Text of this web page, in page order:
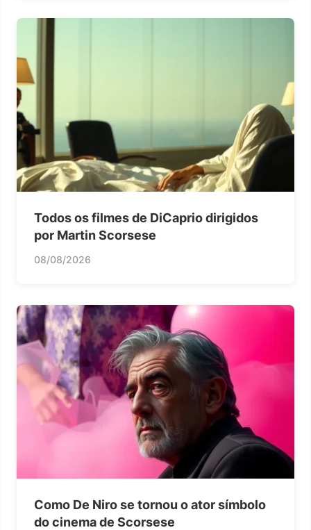
Todos os filmes de DiCaprio dirigidos
por Martin Scorsese
08/08/2026
Como De Niro se tornou o ator símbolo
do cinema de Scorsese